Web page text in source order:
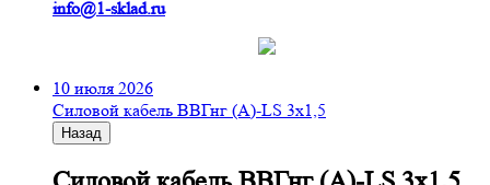
info@1-sklad.ru
10 июля 2026
Cиловой кабель ВВГнг (A)-LS 3х1,5
Назад